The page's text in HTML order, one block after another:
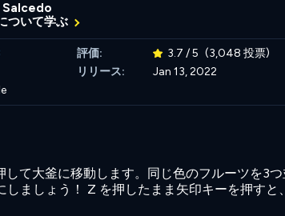
Salcedo
ついて学ぶ
評価: 3.7 / 5 (3,048 投票)
リリース:
Jan 13, 2022
て大釜に移動します。同じ色のフルーツを3つ
ましょう！ Z を押したまま矢印キーを押すと、